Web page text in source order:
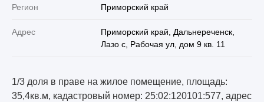
Регион Приморский край
Адрес
Приморский край, Дальнереченск,
Лазо с, Рабочая ул, дом 9 кв. 11
1/3 доля в праве на жилое помещение, площадь:
35,4кв.м, кадастровый номер: 25:02:120101:577, адрес